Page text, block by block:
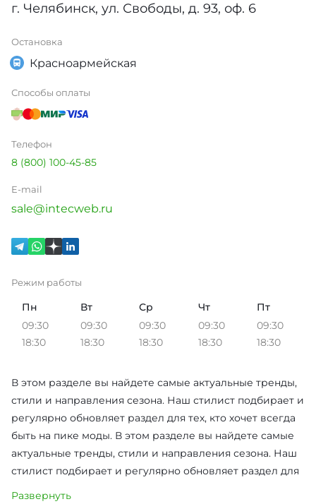
г. Челябинск, ул. Свободы, д. 93, оф. 6
Остановка
Красноармейская
Способы оплаты
Телефон
8 (800) 100-45-85
E-mail
sale@intecweb.ru
Режим работы
Пн
09:30
18:30
Вт
09:30
18:30
Ср
09:30
18:30
Чт
09:30
18:30
Пт
09:30
18:30
В этом разделе вы найдете самые актуальные тренды,
стили и направления сезона. Наш стилист подбирает и
регулярно обновляет раздел для тех, кто хочет всегда
быть на пике моды. В этом разделе вы найдете самые
актуальные тренды, стили и направления сезона. Наш
стилист подбирает и регулярно обновляет раздел для
Развернуть